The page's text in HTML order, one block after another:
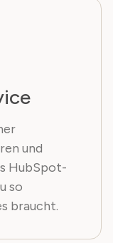
und
HubSpot-
so
braucht.